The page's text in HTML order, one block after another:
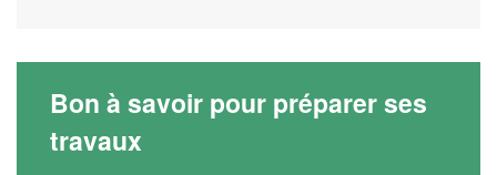
Bon à savoir pour préparer ses
travaux